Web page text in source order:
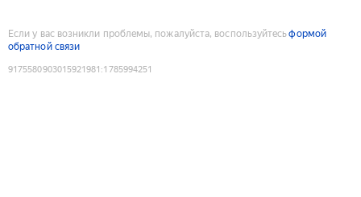
Если у вас возникли проблемы, пожалуйста, воспользуйтесьформой
обратной связи
9175580903015921981 :1785994251